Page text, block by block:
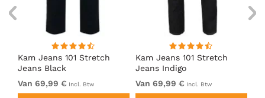
Kam Jeans 101 Stretch
Jeans Black
Van 69,99 € Incl. Btw
Kam Jeans 101 Stretch
Jeans Indigo
Van 69,99 € Incl. Btw